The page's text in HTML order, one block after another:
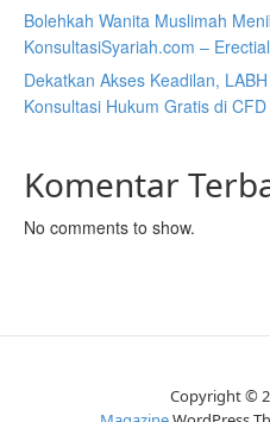
Bolehkah Wanita Muslimah
KonsultasiSyariah.com – Erectial
Dekatkan Akses Keadilan,
Konsultasi Hukum Gratis di
Komentar
No comments to show.
Copyright ©